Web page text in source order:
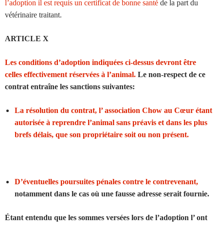
l’adoption il est requis un certificat de bonne santé de la part du
vétérinaire traitant.
ARTICLE X
Les conditions d’adoption indiquées ci-dessus devront être
celles effectivement réservées à l’animal. Le non-respect de ce
contrat entraîne les sanctions suivantes:
La résolution du contrat, l’ association Chow au Cœur étant
autorisée à reprendre l’animal sans préavis et dans les plus
brefs délais, que son propriétaire soit ou non présent.
D’éventuelles poursuites pénales contre le contrevenant,
notamment dans le cas où une fausse adresse serait fournie.
Étant entendu que les sommes versées lors de l’adoption l’ ont